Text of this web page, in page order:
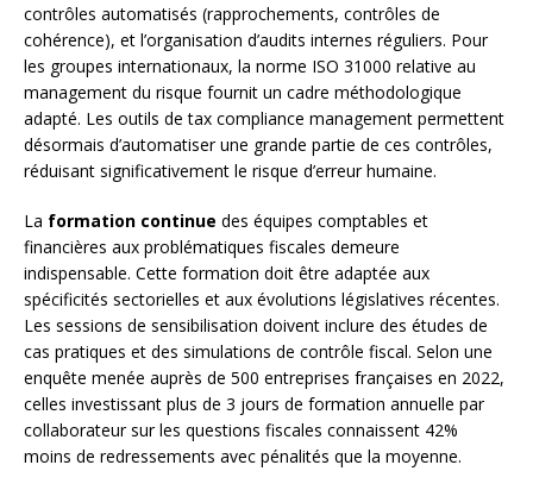
contrôles automatisés (rapprochements, contrôles de
cohérence), et l’organisation d’audits internes réguliers. Pour
les groupes internationaux, la norme ISO 31000 relative au
management du risque fournit un cadre méthodologique
adapté. Les outils de tax compliance management permettent
désormais d’automatiser une grande partie de ces contrôles,
réduisant significativement le risque d’erreur humaine.
La formation continue des équipes comptables et
financières aux problématiques fiscales demeure
indispensable. Cette formation doit être adaptée aux
spécificités sectorielles et aux évolutions législatives récentes.
Les sessions de sensibilisation doivent inclure des études de
cas pratiques et des simulations de contrôle fiscal. Selon une
enquête menée auprès de 500 entreprises françaises en 2022,
celles investissant plus de 3 jours de formation annuelle par
collaborateur sur les questions fiscales connaissent 42%
moins de redressements avec pénalités que la moyenne.